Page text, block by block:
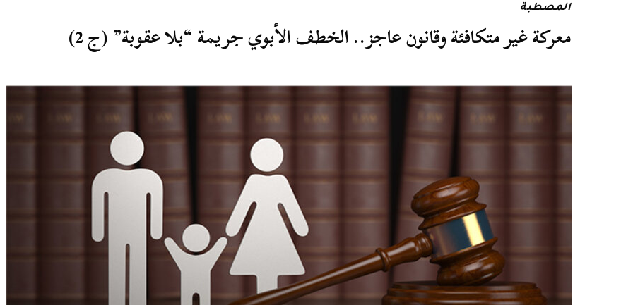
المصطبة
معركة غير متكافئة وقانون عاجز.. الخطف الأبوي جريمة “بلا عقوبة” (ج 2)